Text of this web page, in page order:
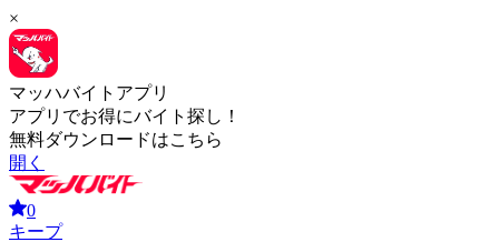
×
マッハバイトアプリ
アプリでお得にバイト探し！
無料ダウンロードはこちら
開く
0
キープ